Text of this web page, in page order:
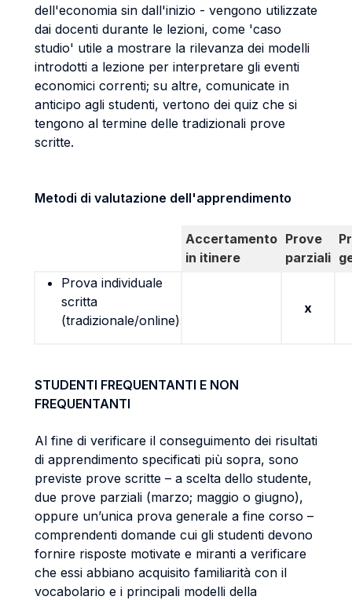
dell'economia sin dall'inizio - vengono utilizzate
dai docenti durante le lezioni, come 'caso
studio' utile a mostrare la rilevanza dei modelli
introdotti a lezione per interpretare gli eventi
economici correnti; su altre, comunicate in
anticipo agli studenti, vertono dei quiz che si
tengono al termine delle tradizionali prove
scritte.
Metodi di valutazione dell'apprendimento
Accertamento
in itinere
Prove
parziali
Prova individuale
scritta
(tradizionale/online)
x
STUDENTI FREQUENTANTI E NON
FREQUENTANTI
Al fine di verificare il conseguimento dei risultati
di apprendimento specificati più sopra, sono
previste prove scritte – a scelta dello studente,
due prove parziali (marzo; maggio o giugno),
oppure un’unica prova generale a fine corso –
comprendenti domande cui gli studenti devono
fornire risposte motivate e miranti a verificare
che essi abbiano acquisito familiarità con il
vocabolario e i principali modelli della